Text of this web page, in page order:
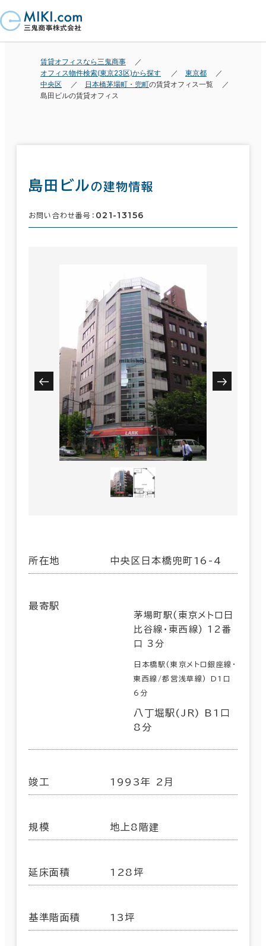
賃貸オフィスなら三鬼商事
オフィス物件検索(東京23区)から探す
東京都
中央区
日本橋茅場町・兜町の賃貸オフィス一覧
島田ビルの賃貸オフィス
島田ビルの建物情報
お問い合わせ番号： 021-13156
所在地 中央区日本橋兜町16-4
最寄駅
茅場町駅(東京メトロ日
比谷線･東西線) 12番
口 3分
日本橋駅(東京メトロ銀座線･
東西線/都営浅草線) D1口
6分
八丁堀駅(JR) B1口
8分
竣工 1993年 2月
規模 地上8階建
延床面積 128坪
基準階面積 13坪